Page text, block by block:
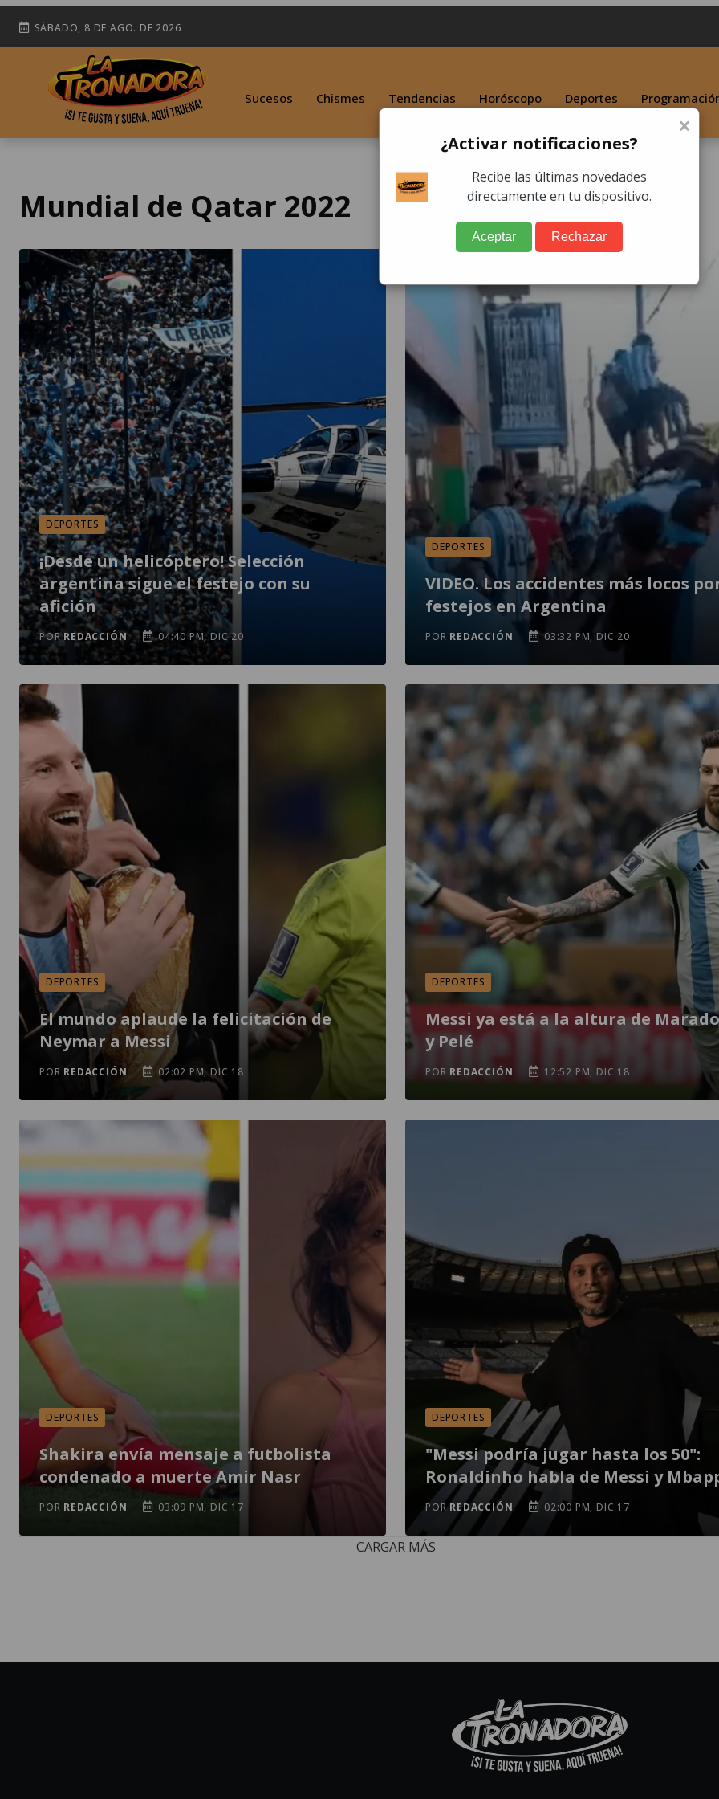
SÁBADO, 8 DE AGO. DE 2026
Sucesos Chismes Tendencias Horóscopo Deportes
Mundial de Qatar 2022
DEPORTES
¡Desde un helicóptero! Selección
argentina sigue el festejo con su
afición
PORREDACCIÓN 04:40 PM, DIC 20
DEPORTES
VIDEO. Los accidentes más locos
festejos en Argentina
POR REDACCIÓN 03:32 PM, DIC 20
DEPORTES
El mundo aplaude la felicitación de
Neymar a Messi
POR REDACCIÓN 02:02 PM, DIC 18
DEPORTES
Messi ya está a la altura de
y Pelé
POR REDACCIÓN 12:52 PM, DIC 18
DEPORTES
Shakira envía mensaje a futbolista
condenado a muerte Amir Nasr
POR REDACCIÓN 03:09 PM, DIC 17
DEPORTES
"Messi podría jugar hasta los 50":
Ronaldinho habla de Messi y
PORREDACCIÓN 02:00 PM, DIC 17
CARGAR MÁS
×
¿Activar notificaciones?
Recibe las últimas novedades
directamente en tu dispositivo.
Aceptar Rechazar